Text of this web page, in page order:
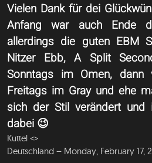
Vielen Dank für dei
Anfang war auch Ende
allerdings die guten EBM
Nitzer Ebb, A Split
Sonntags im Omen, dann
Freitags im Gray und ehe
sich der Stil verändert
dabei 😉
Kuttel <>
Deutschland – Monday, February 17,